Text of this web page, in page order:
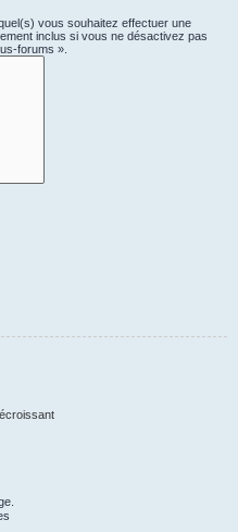
vous souhaitez effectuer une
inclus si vous ne désactivez pas
forums ».